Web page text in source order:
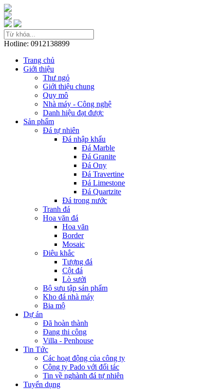
Hotline: 0912138899
Trang chủ
Giới thiệu
Thư ngỏ
Giới thiệu chung
Quy mô
Nhà máy - Công nghệ
Danh hiệu đạt được
Sản phẩm
Đá tự nhiên
Đá nhập khẩu
Đá Marble
Đá Granite
Đá Ony
Đá Travertine
Đá Limestone
Đá Quartzite
Đá trong nước
Tranh đá
Hoa văn đá
Hoa văn
Border
Mosaic
Điêu khắc
Tượng đá
Cột đá
Lò sưởi
Bộ sưu tập sản phẩm
Kho đá nhà máy
Bia mộ
Dự án
Đã hoàn thành
Đang thi công
Villa - Penhouse
Tin Tức
Các hoạt động của công ty
Công ty Pado với đối tác
Tin về nghành đá tự nhiên
Tuyển dụng